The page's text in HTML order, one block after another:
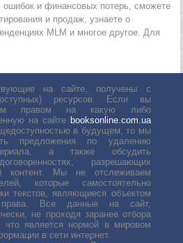
ошибок и финансовых потерь, сможете
и продаж, узнаете о
MLM и многое другое. Для
на сайте, получены с
ресурсов. Если вы
правом на какую либо
на сайте booksonline.com.ua
в будущем, то мы
предложения по удалению
а также обсудить
разрешающих
контент. Мы не отслеживаем
которые самостоятельно
текстов, являющиеся объектом
права. Все данные на сайт,
не проходя заранее отбора
является нормой в мировом
в сети интернет.